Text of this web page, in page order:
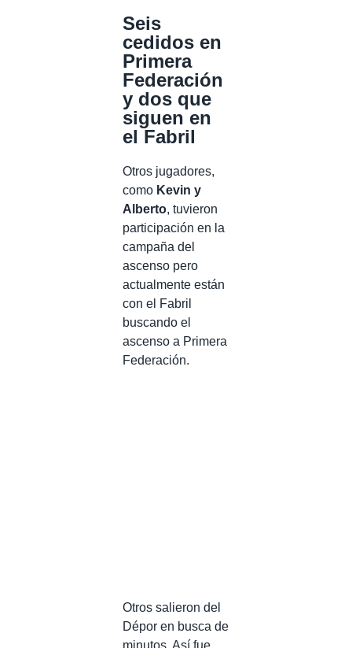
Seis
cedidos en
Primera
Federación
y dos que
siguen en
el Fabril
Otros jugadores,
como Kevin y
Alberto, tuvieron
participación en la
campaña del
ascenso pero
actualmente están
con el Fabril
buscando el
ascenso a Primera
Federación.
Otros salieron del
Dépor en busca de
minutos. Así fue